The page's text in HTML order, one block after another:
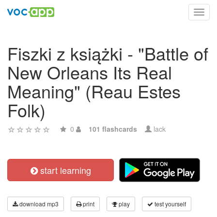
Fiszki z książki - "Battle of
New Orleans Its Real
Meaning" (Reau Estes
Folk)
0 101 flashcards lack
start learning
download mp3 print play test yourself